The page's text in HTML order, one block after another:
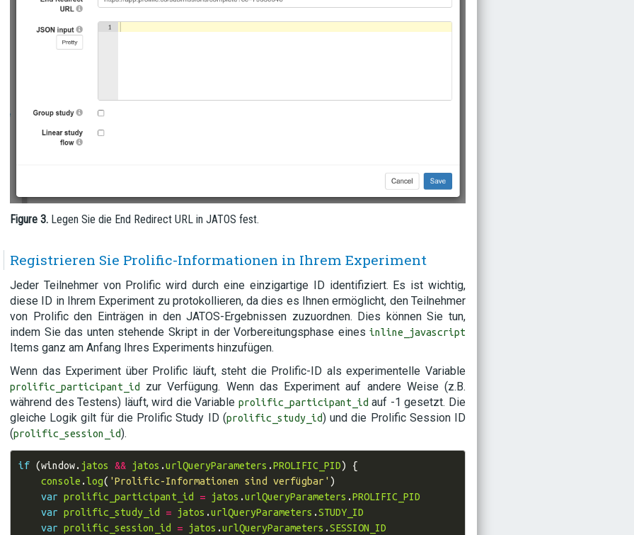
Figure 3. Legen Sie die End Redirect URL in JATOS fest.
Registrieren Sie Prolific-Informationen in Ihrem Experiment
Jeder Teilnehmer von Prolific wird durch eine einzigartige ID identifiziert. Es ist wichtig,
diese ID in Ihrem Experiment zu protokollieren, da dies es Ihnen ermöglicht, den Teilnehmer
von Prolific den Einträgen in den JATOS-Ergebnissen zuzuordnen. Dies können Sie tun,
indem Sie das unten stehende Skript in der Vorbereitungsphase eines inline_javascript
Items ganz am Anfang Ihres Experiments hinzufügen.
Wenn das Experiment über Prolific läuft, steht die Prolific-ID als experimentelle Variable
prolific_participant_id
zur Verfügung. Wenn das Experiment auf andere Weise (z.B.
während des Testens) läuft, wird die Variable prolific_participant_id auf -1 gesetzt. Die
gleiche Logik gilt für die Prolific Study ID (prolific_study_id) und die Prolific Session ID
(prolific_session_id).
if (window. jatos && jatos .urlQueryParameters .PROLIFIC_PID)
{
console .log( 'Prolific-Informationen sind verfügbar' )
var prolific_participant_id = jatos .urlQueryParameters .PROLIFIC_PID
var prolific_study_id = jatos .urlQueryParameters .STUDY_ID
var prolific_session_id = jatos .urlQueryParameters .SESSION_ID